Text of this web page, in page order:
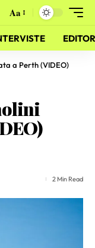
Aa
a Perth (VIDEO)
2 Min Read